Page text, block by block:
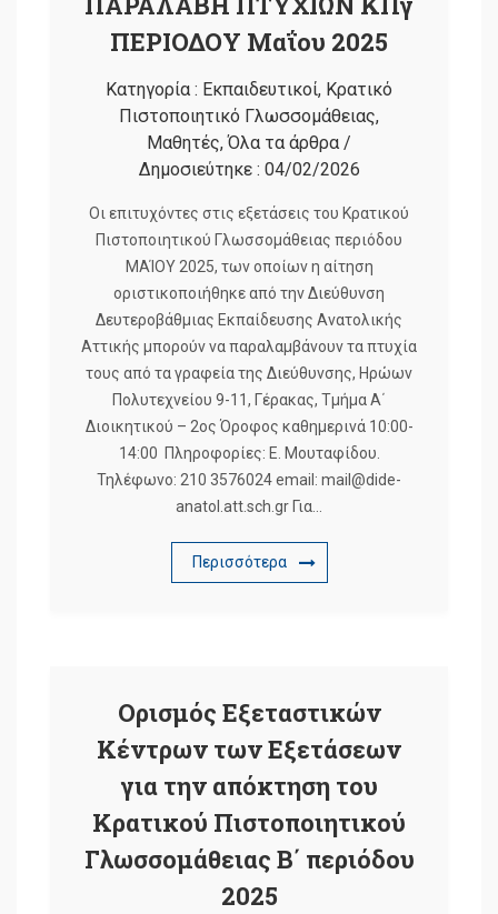
ΠΕΡΙΟΔΟΥ Μαΐου 2025
Κατηγορία : Εκπαιδευτικοί, Κρατικό
Πιστοποιητικό Γλωσσομάθειας,
Μαθητές,Όλα τα άρθρα /
Δημοσιεύτηκε : 04/02/2026
Oι επιτυχόντες στις εξετάσεις του Κρατικού
Πιστοποιητικού Γλωσσομάθειας περιόδου
ΜΑΊΟΥ 2025, των οποίων η αίτηση
οριστικοποιήθηκε από την Διεύθυνση
Δευτεροβάθμιας Εκπαίδευσης Ανατολικής
Αττικής μπορούν να παραλαμβάνουν τα πτυχία
τους από τα γραφεία της Διεύθυνσης, Ηρώων
Πολυτεχνείου 9-11, Γέρακας, Τμήμα Α΄
Διοικητικού – 2oς Όροφος καθημερινά 10:00-
14:00 Πληροφορίες: Ε. Μουταφίδου.
Τηλέφωνο: 210 3576024 email: mail@dide-
anatol.att.sch.gr Για…
Περισσότερα
Ορισμός Εξεταστικών
Κέντρων των Εξετάσεων
για την απόκτηση του
Κρατικού Πιστοποιητικού
Γλωσσομάθειας Β΄ περιόδου
2025